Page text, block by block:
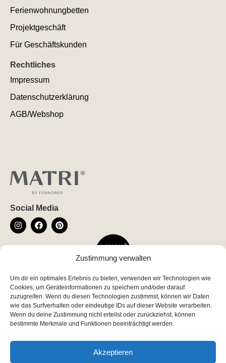
Zustimmung verwalten
Um dir ein optimales Erlebnis zu bieten, verwenden wir Technologien wie
Cookies, um Geräteinformationen zu speichern und/oder darauf
zuzugreifen. Wenn du diesen Technologien zustimmst, können wir Daten
wie das Surfverhalten oder eindeutige IDs auf dieser Website verarbeiten.
Wenn du deine Zustimmung nicht erteilst oder zurückziehst, können
bestimmte Merkmale und Funktionen beeinträchtigt werden.
Akzeptieren
Ferienwohnungbetten
Projektgeschäft
Für Geschäftskunden
Rechtliches
Impressum
Datenschutzerklärung
AGB/Webshop
Social Media
Newsletter
*indicates required
Email Address*